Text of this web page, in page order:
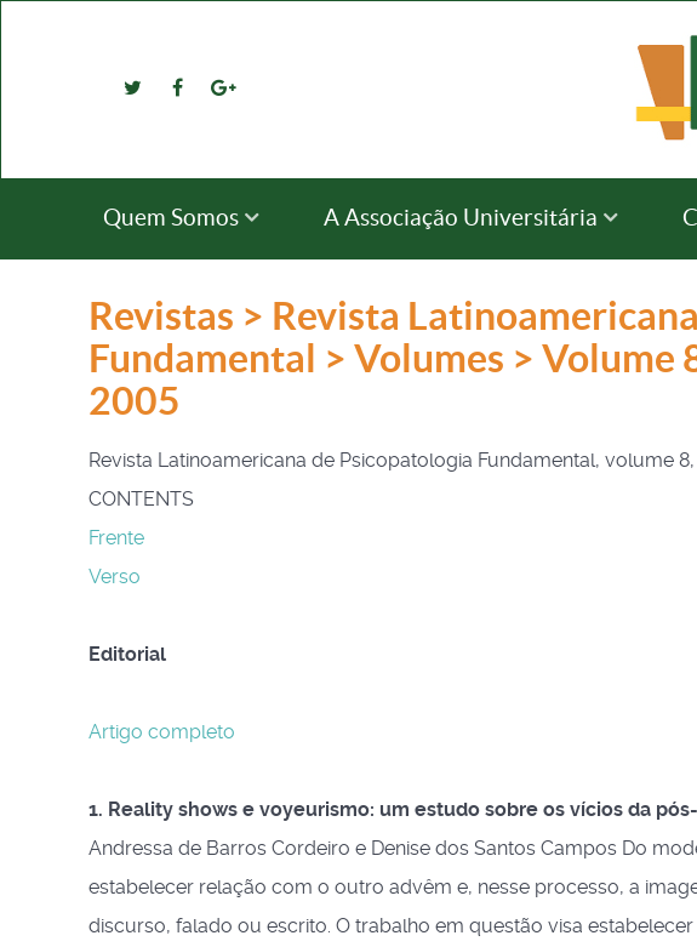
Quem Somos A Associação Universitária
Revistas > Revista
Fundamental > Volumes > Volume
2005
Revista Latinoamericana de Psicopatologia Fundamental, volume
CONTENTS
Frente
Verso
Editorial
Artigo completo
1. Reality shows e voyeurismo: um estudo sobre os vícios da
Andressa de Barros Cordeiro e Denise dos Santos Campos Do
estabelecer relação com o outro advêm e, nesse processo, a
discurso, falado ou escrito. O trabalho em questão visa